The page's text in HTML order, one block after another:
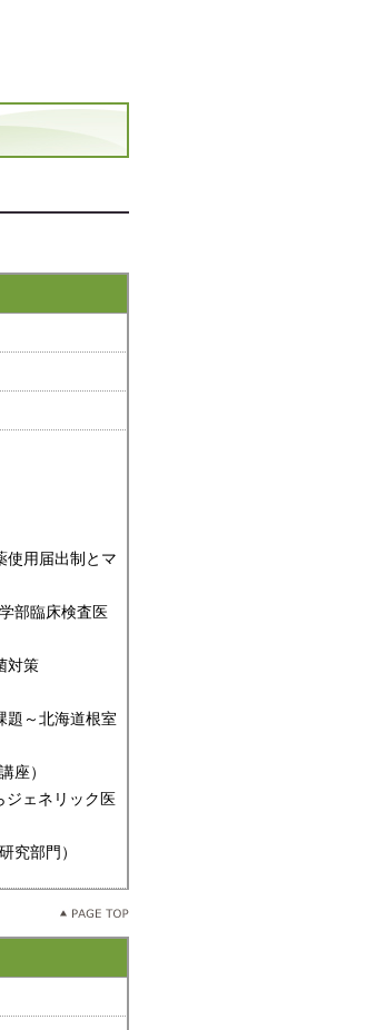
使用届出制とマ
部臨床検査医
対策
題～北海道根室
座）
ジェネリック医
部門）